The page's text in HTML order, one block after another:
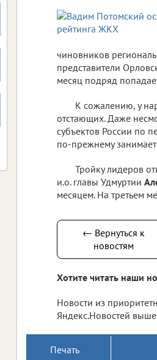
чиновников
представители
месяц подряд
К сожалению, у
отстающих. Даже
субъектов России по
по-прежнему занимает
Тройку лидеров
и.о. главы Удмуртии
месяцем. На третьем
← Вернуться к
новостям
Хотите читать наши
Новости из
Яндекс.Новостей
Печать